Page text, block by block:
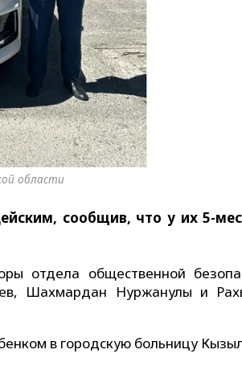
области
сообщив, что у их 5-
отдела общественной
Шахмардан Нуржанулы и
в городскую больницу